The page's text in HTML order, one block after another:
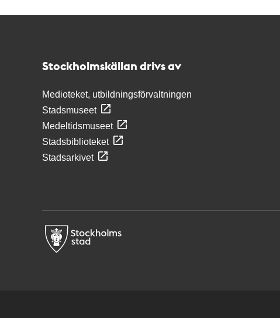
Stockholmskällan drivs av
Medioteket, utbildningsförvaltningen
Stadsmuseet
Medeltidsmuseet
Stadsbiblioteket
Stadsarkivet